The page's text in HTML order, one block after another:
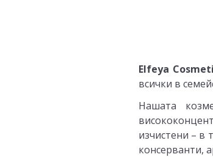
Elfeya
всички в
Нашата
изчистени – в
консерванти,